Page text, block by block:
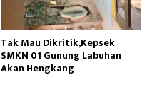
Tak Mau Dikritik,Kepsek
SMKN 01 Gunung Labuhan
Akan Hengkang